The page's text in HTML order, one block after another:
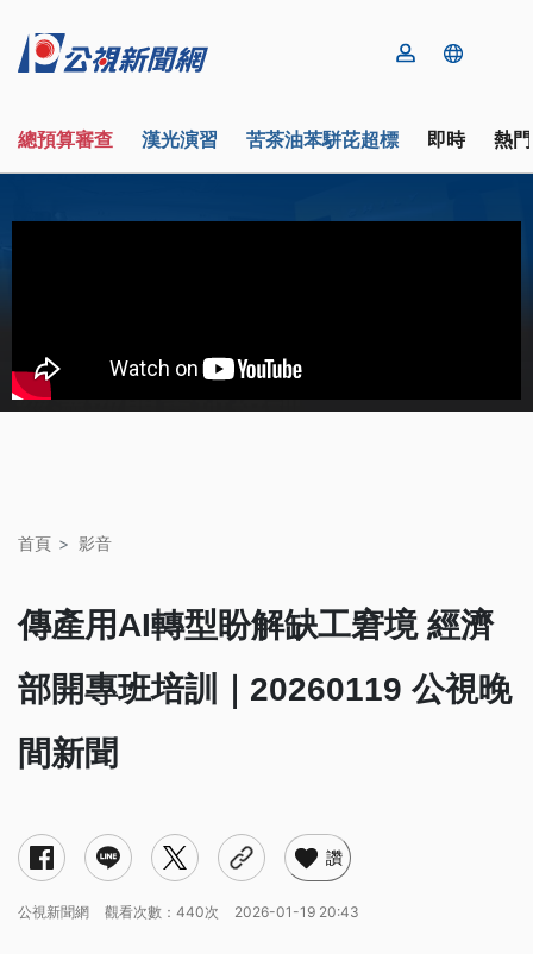
總預算審查 漢光演習 苦茶油苯駢芘超標 即時 熱
首頁 影音
傳產用AI轉型盼解缺工窘境 經濟
部開專班培訓｜20260119 公視晚
間新聞
讚
公視新聞網 觀看次數：440次 2026-01-19 20:43